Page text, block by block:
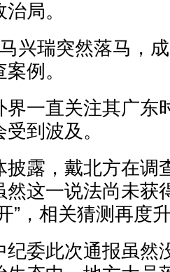
局。
兴瑞突然落马，
例。
界一直关注其广东
到波及。
披露，戴北方在调
然这一说法尚未获
”，相关猜测再度
纪委此次通报虽然